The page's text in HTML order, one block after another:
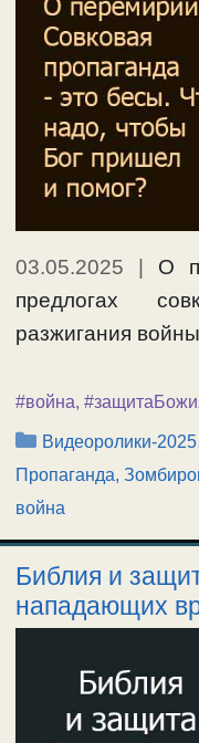
03.05.2025
О
предлогах
разжигания
#война,
Рубрики
Видеоролики-2025
Пропаганда,
война
Библия и
нападающих